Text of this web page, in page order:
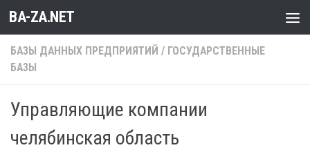
Перейти к содержимому
BA-ZA.NET
БАЗЫ ДАННЫХ ПРЕДПРИЯТИЙ / ГОСУДАРСТВЕННЫЕ
БАЗЫ
Управляющие компании
челябинская область